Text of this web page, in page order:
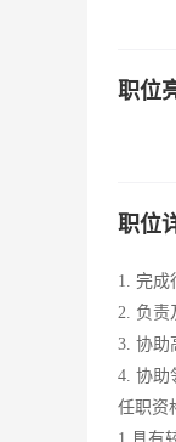
职位
职位
1. 完成
2. 负责
3. 协助
4. 协助
任职资